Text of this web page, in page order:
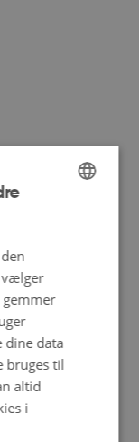
vælger
gemmer
dine data
bruges til
altid
i